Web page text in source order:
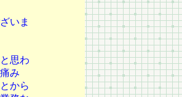
いま
思わ
み
から